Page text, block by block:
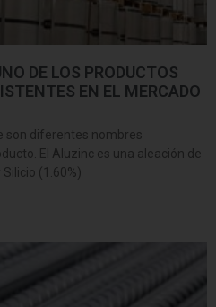
DE LOS PRODUCTOS
EN EL MERCADO
son diferentes nombres
El Aluzinc es una aleación de
(1.60%)